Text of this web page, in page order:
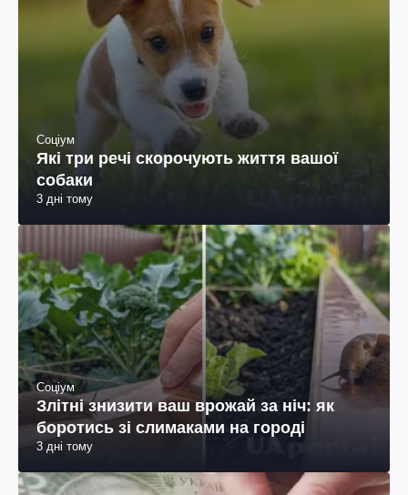
Соціум
Які три речі скорочують життя вашої
собаки
3 дні тому
Соціум
Злітні знизити ваш врожай за ніч: як
боротись зі слимаками на городі
3 дні тому